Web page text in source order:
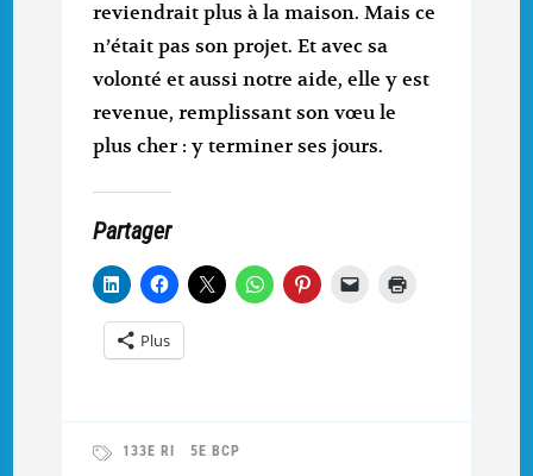
reviendrait plus à la maison. Mais ce
n’était pas son projet. Et avec sa
volonté et aussi notre aide, elle y est
revenue, remplissant son vœu le
plus cher : y terminer ses jours.
Partager
Plus
133E RI 5E BCP